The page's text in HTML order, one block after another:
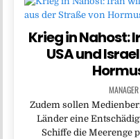
Krieg in Nahost:
USA und
MANAGER
Zudem sollen
Länder eine
Schiffe die Meerenge